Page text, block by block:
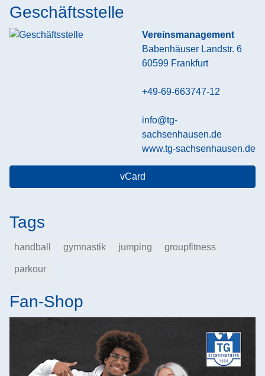
Geschäftsstelle
Vereinsmanagement
Babenhäuser Landstr. 6
60599 Frankfurt
+49-69-663747-12
info@tg-
sachsenhausen.de
www.tg-sachsenhausen.de
vCard
Tags
handball gymnastik jumping groupfitness
parkour
Fan-Shop